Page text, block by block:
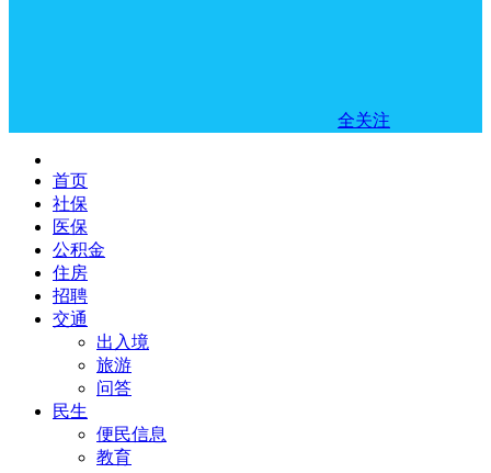
全关注
首页
社保
医保
公积金
住房
招聘
交通
出入境
旅游
问答
民生
便民信息
教育